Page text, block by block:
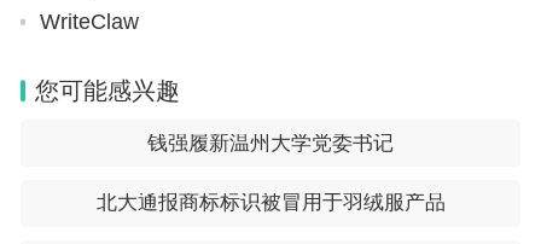
我这边好多学生亲测有效。
咱就是说，这两学校的确有一定入读难度，前期该劝
题，别让学校适应你，你得提前适应学校规则去，你
都摸清套路了，也就一层窗户纸，活该你上大分。
WriteClaw
您可能感兴趣
钱强履新温州大学党委书记
北大通报商标标识被冒用于羽绒服产品